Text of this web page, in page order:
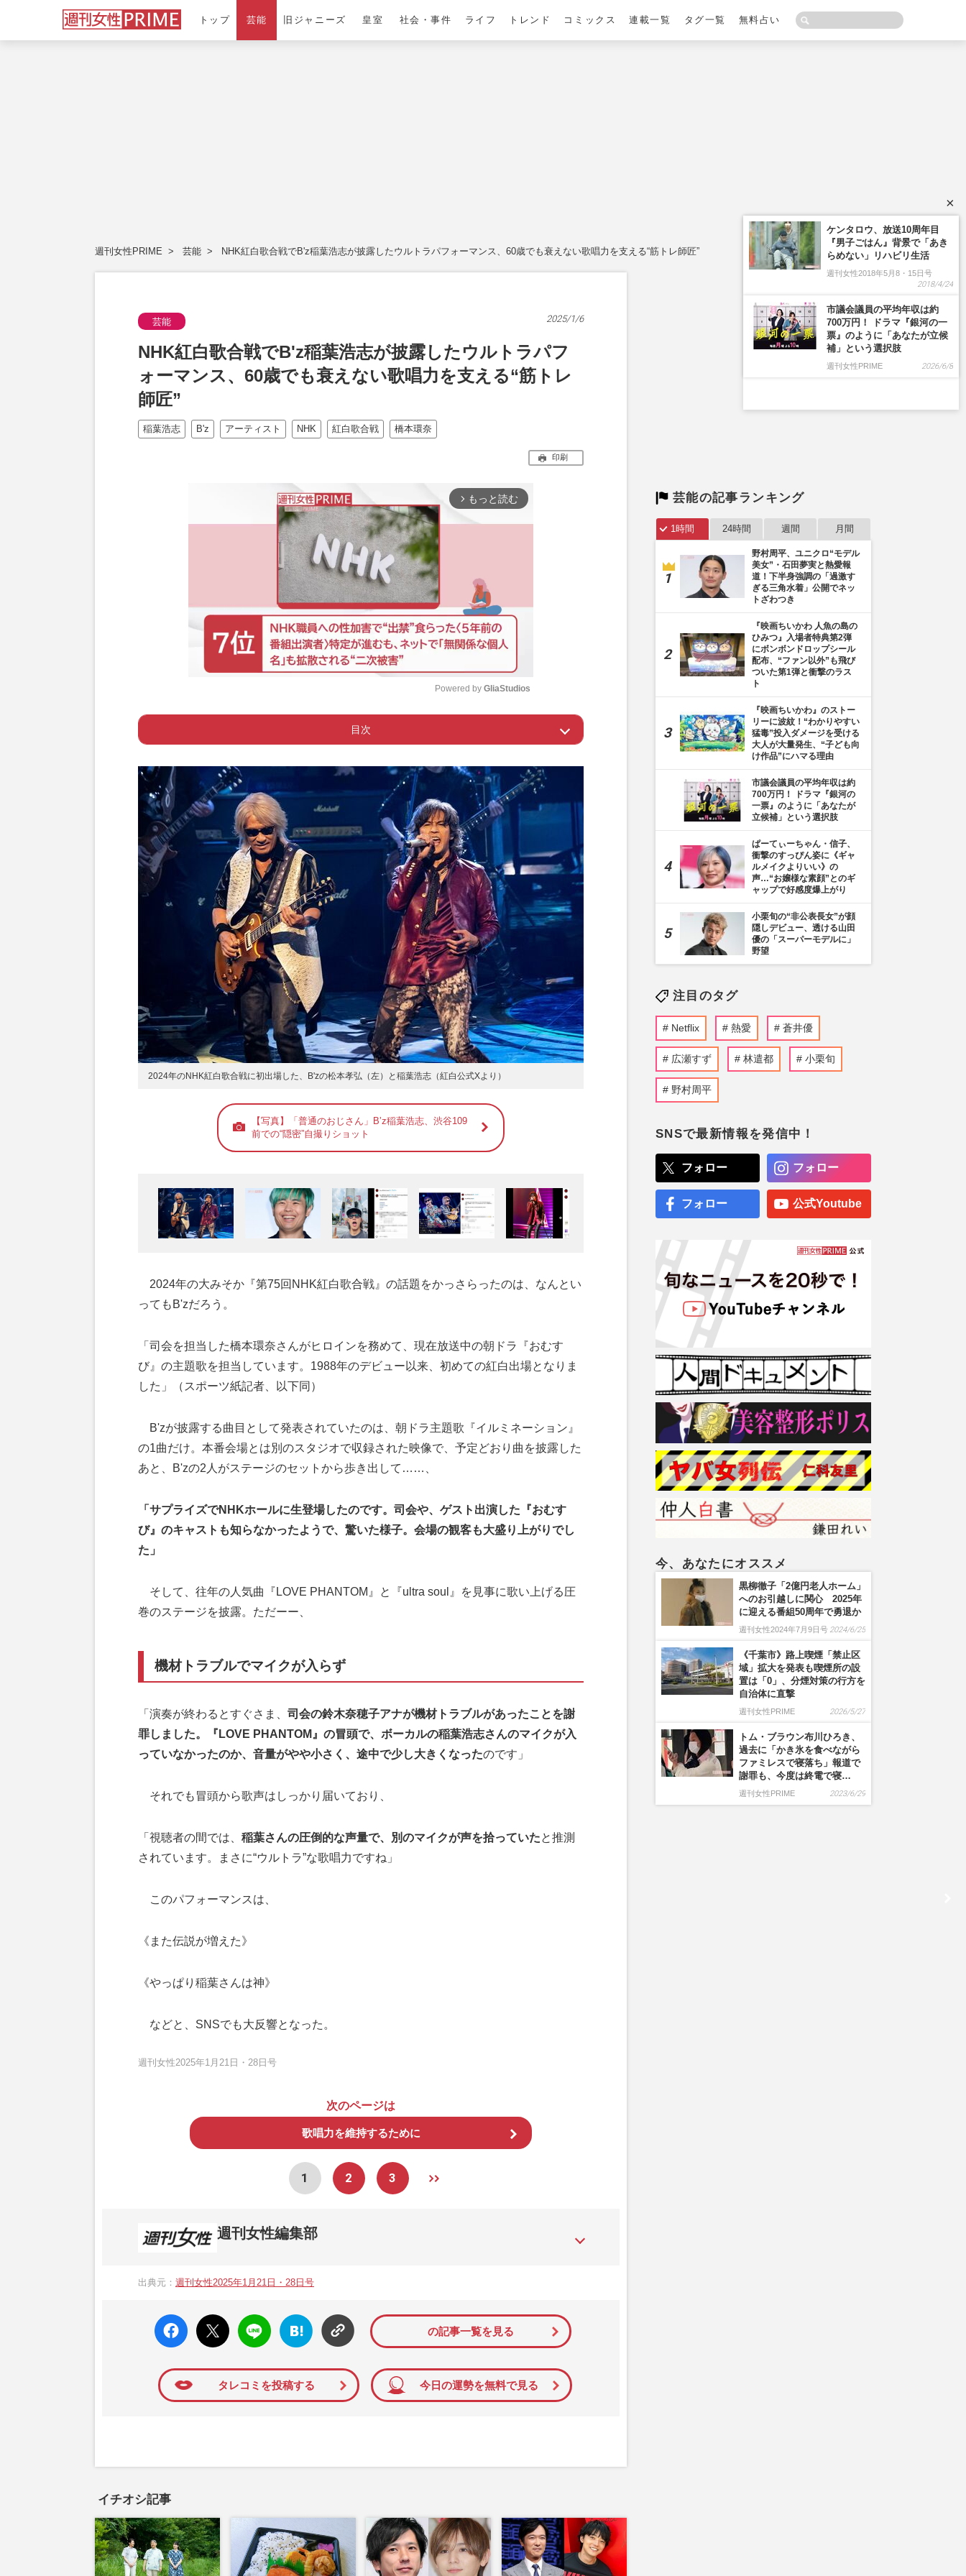
トップ 芸能 旧ジャニーズ 皇室 社会・事件 ライフ トレンド コミックス 連載一覧 タグ一覧 無料占い
週刊女性PRIME 芸能 NHK紅白歌合戦でB'z稲葉浩志が披露したウルトラパフォーマンス、60歳でも衰えない歌唱力を支える“筋トレ師匠”
芸能 2025/1/6
NHK紅白歌合戦でB'z稲葉浩志が披露したウルトラパフ
ォーマンス、60歳でも衰えない歌唱力を支える“筋トレ
師匠”
稲葉浩志 B'z アーティスト NHK 紅白歌合戦 橋本環奈
印刷
arrow_forward_ios もっと読む
t
e
Powered by GliaStudios
目次
Page 1 ー 機材トラブルでマイクが入らず
Page 2 ー 稲葉の筋トレの“師匠”とは？
2024年のNHK紅白歌合戦に初出場した、B'zの松本孝弘（左）と稲葉浩志（紅白公式Xより）
【写真】「普通のおじさん」B’z稲葉浩志、渋谷109
前での“隠密”自撮りショット
2024年の大みそか『第75回NHK紅白歌合戦』の話題をかっさらったのは、なんとい
ってもB'zだろう。
「司会を担当した橋本環奈さんがヒロインを務めて、現在放送中の朝ドラ『おむす
び』の主題歌を担当しています。1988年のデビュー以来、初めての紅白出場となりま
した」（スポーツ紙記者、以下同）
B'zが披露する曲目として発表されていたのは、朝ドラ主題歌『イルミネーション』
の1曲だけ。本番会場とは別のスタジオで収録された映像で、予定どおり曲を披露した
あと、B'zの2人がステージのセットから歩き出して……、
「サプライズでNHKホールに生登場したのです。司会や、ゲスト出演した『おむす
び』のキャストも知らなかったようで、驚いた様子。会場の観客も大盛り上がりでし
た」
そして、往年の人気曲『LOVE PHANTOM』と『ultra soul』を見事に歌い上げる圧
巻のステージを披露。ただーー、
機材トラブルでマイクが入らず
「演奏が終わるとすぐさま、 司会の鈴木奈穂子アナが機材トラブルがあったことを謝
罪しました。『LOVE PHANTOM』の冒頭で、ボーカルの稲葉浩志さんのマイクが入
っていなかったのか、音量がやや小さく、途中で少し大きくなったのです」
それでも冒頭から歌声はしっかり届いており、
「視聴者の間では、 稲葉さんの圧倒的な声量で、別のマイクが声を拾っていたと推測
されています。まさに“ウルトラ”な歌唱力ですね」
このパフォーマンスは、
《また伝説が増えた》
《やっぱり稲葉さんは神》
などと、SNSでも大反響となった。
週刊女性2025年1月21日・28日号
次のページは
歌唱力を維持するために
1 2 3
週刊女性編集部
母”が抱える400万円超の“借金トラブル”」報道をスクープ。この一報から約2か月後、宮内庁は結婚延期を
出典元： 週刊女性2025年1月21日・28日号
faceboo
k いい
ね
X ポス
ト
LINE
はてな
ブック
マーク
の記事一覧を見る
タレコミを投稿する 今日の運勢を無料で見る
イチオシ記事
芸能の記事ランキング
1時間 24時間 週間 月間
野村周平、ユニクロ“モデル
美女”・石田夢実と熱愛報
道！下半身強調の「過激す
ぎる三角水着」公開でネッ
トざわつき
『映画ちいかわ 人魚の島の
ひみつ』入場者特典第2弾
にボンボンドロップシール
配布、“ファン以外”も飛び
ついた第1弾と衝撃のラス
ト
『映画ちいかわ』のストー
リーに波紋！“わかりやすい
猛毒”投入ダメージを受ける
大人が大量発生、“子ども向
け作品”にハマる理由
市議会議員の平均年収は約
700万円！ ドラマ『銀河の
一票』のように「あなたが
立候補」という選択肢
ぱーてぃーちゃん・信子、
衝撃のすっぴん姿に《ギャ
ルメイクよりいい》の
声…“お嬢様な素顔”とのギ
ャップで好感度爆上がり
小栗旬の“非公表長女”が顔
隠しデビュー、透ける山田
優の「スーパーモデルに」
野望
注目のタグ
Netflix 熱愛 蒼井優
広瀬すず 林遣都 小栗旬
野村周平
SNSで最新情報を発信中！
フォロー フォロー
フォロー 公式Youtube
今、あなたにオススメ
黒柳徹子「2億円老人ホーム」
へのお引越しに関心 2025年
に迎える番組50周年で勇退か
週刊女性2024年7月9日号 2024/6/25
《千葉市》路上喫煙「禁止区
域」拡大を発表も喫煙所の設
置は「0」、分煙対策の行方を
自治体に直撃
週刊女性PRIME 2026/5/27
トム・ブラウン布川ひろき、
過去に「かき氷を食べながら
ファミレスで寝落ち」報道で
謝罪も、今度は終電で寝…
週刊女性PRIME 2023/6/29
×
ケンタロウ、放送10周年目
『男子ごはん』背景で「あき
らめない」リハビリ生活
週刊女性2018年5月8・15日号
2018/4/24
市議会議員の平均年収は約
700万円！ ドラマ『銀河の一
票』のように「あなたが立候
補」という選択肢
週刊女性PRIME 2026/6/8